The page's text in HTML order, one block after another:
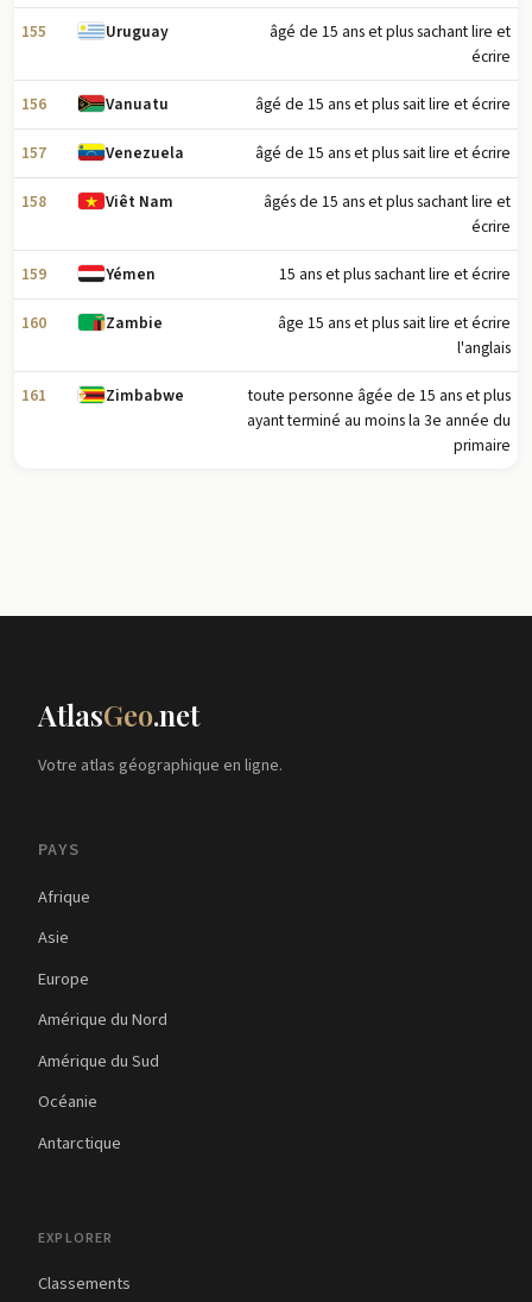
155 Uruguay
âgé de 15 ans et plus sachant lire et
écrire
156 Vanuatu âgé de 15 ans et plus sait lire et écrire
157 Venezuela âgé de 15 ans et plus sait lire et écrire
158 Viêt Nam
âgés de 15 ans et plus sachant lire et
écrire
159 Yémen 15 ans et plus sachant lire et écrire
160 Zambie
âge 15 ans et plus sait lire et écrire
l'anglais
161 Zimbabwe
toute personne âgée de 15 ans et plus
ayant terminé au moins la 3e année du
primaire
AtlasGeo.net
Votre atlas géographique en ligne.
PAYS
Afrique
Asie
Europe
Amérique du Nord
Amérique du Sud
Océanie
Antarctique
EXPLORER
Classements